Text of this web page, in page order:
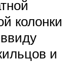
колонки
и